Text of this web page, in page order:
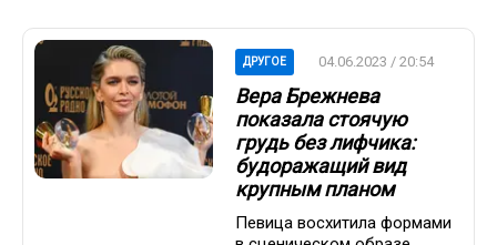
ДРУГОЕ 04.06.2023 / 20:54
Вера Брежнева
показала стоячую
грудь без лифчика:
будоражащий вид
крупным планом
Певица восхитила формами